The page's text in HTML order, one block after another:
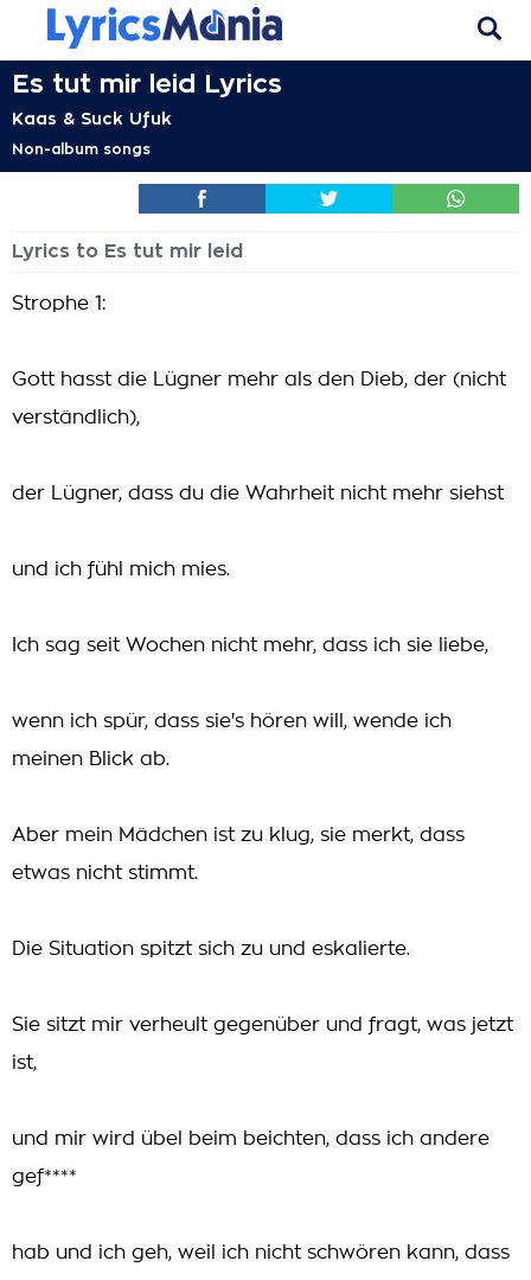
Es tut mir leid Lyrics
Kaas & Suck Ufuk
Non-album songs
Lyrics to Es tut mir leid
Strophe 1:
Gott hasst die Lügner mehr als den Dieb, der (nicht
verständlich),
der Lügner, dass du die Wahrheit nicht mehr siehst
und ich fühl mich mies.
Ich sag seit Wochen nicht mehr, dass ich sie liebe,
wenn ich spür, dass sie's hören will, wende ich
meinen Blick ab.
Aber mein Mädchen ist zu klug, sie merkt, dass
etwas nicht stimmt.
Die Situation spitzt sich zu und eskalierte.
Sie sitzt mir verheult gegenüber und fragt, was jetzt
ist,
und mir wird übel beim beichten, dass ich andere
gef****
hab und ich geh, weil ich nicht schwören kann, dass